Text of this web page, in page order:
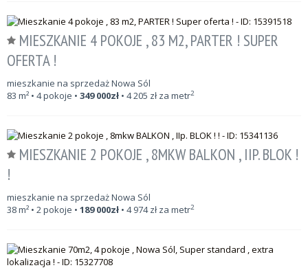
MIESZKANIE 4 POKOJE , 83 M2, PARTER ! SUPER
OFERTA !
mieszkanie na sprzedaż Nowa Sól
83 m² • 4 pokoje • 349 000zł • 4 205 zł za metr2
MIESZKANIE 2 POKOJE , 8MKW BALKON , IIP. BLOK !
!
mieszkanie na sprzedaż Nowa Sól
38m² • 2 pokoje • 189 000zł • 4 974zł za metr2